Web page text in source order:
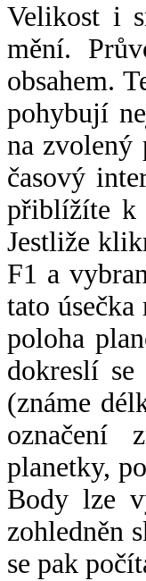
Velikost i
mění.
obsahem.
pohybují
na zvolený
časový
přiblížíte k
Jestliže
F1 a
tato
poloha
dokreslí
(známe
označení
planetky,
Body lze
zohledněn
se pak